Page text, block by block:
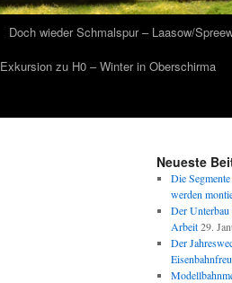
Doch wieder Schmalspur – Laasow/
Exkursion zu H0 – Winter in Oberschirma
Neueste
Die
werden
Der
Arbeit 29.
Der